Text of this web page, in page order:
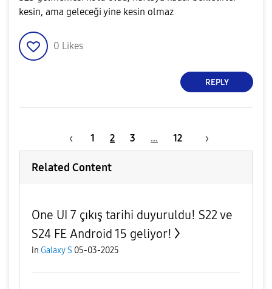
kesin, ama geleceği yine kesin olmaz
0 Likes
REPLY
1 2 3 … 12
Related Content
One UI 7 çıkış tarihi duyuruldu! S22 ve
S24 FE Android 15 geliyor!
in Galaxy S 05-03-2025